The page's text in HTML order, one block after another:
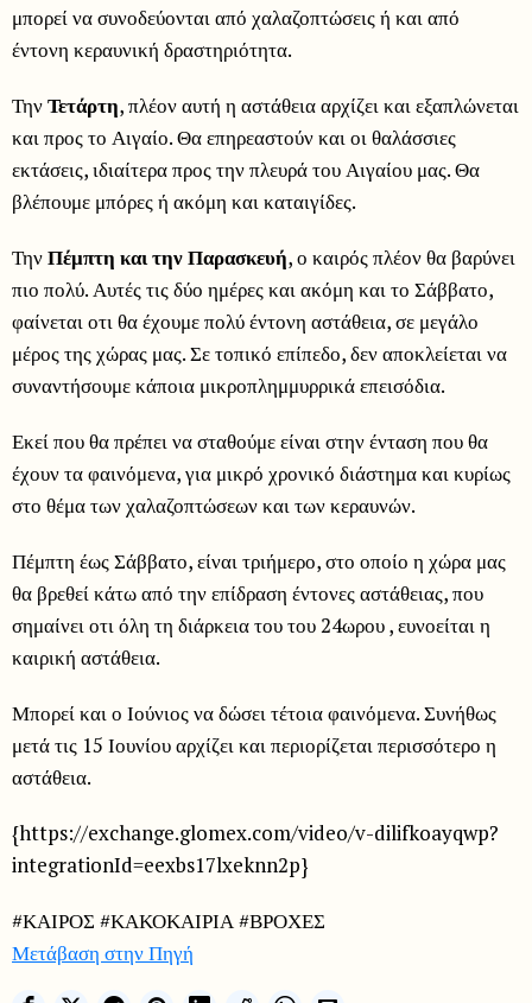
μπορεί να συνοδεύονται από χαλαζοπτώσεις ή και από
έντονη κεραυνική δραστηριότητα.
ΤηνΤετάρτη, πλέον αυτή η αστάθεια αρχίζει και εξαπλώνεται
και προς το Αιγαίο. Θα επηρεαστούν και οι θαλάσσιες
εκτάσεις, ιδιαίτερα προς την πλευρά του Αιγαίου μας. Θα
βλέπουμε μπόρες ή ακόμη και καταιγίδες.
ΤηνΠέμπτη και την Παρασκευή, ο καιρός πλέον θα βαρύνει
πιο πολύ. Αυτές τις δύο ημέρες και ακόμη και το Σάββατο,
φαίνεται οτι θα έχουμε πολύ έντονη αστάθεια, σε μεγάλο
μέρος της χώρας μας. Σε τοπικό επίπεδο, δεν αποκλείεται να
συναντήσουμε κάποια μικροπλημμυρρικά επεισόδια.
Εκεί που θα πρέπει να σταθούμε είναι στην ένταση που θα
έχουν τα φαινόμενα, για μικρό χρονικό διάστημα και κυρίως
στο θέμα των χαλαζοπτώσεων και των κεραυνών.
Πέμπτη έως Σάββατο, είναι τριήμερο, στο οποίο η χώρα μας
θα βρεθεί κάτω από την επίδραση έντονες αστάθειας, που
σημαίνει οτι όλη τη διάρκεια του του 24ωρου , ευνοείται η
καιρική αστάθεια.
Μπορεί και ο Ιούνιος να δώσει τέτοια φαινόμενα. Συνήθως
μετά τις 15 Ιουνίου αρχίζει και περιορίζεται περισσότερο η
αστάθεια.
{https://exchange.glomex.com/video/v-dilifkoayqwp?
integrationId=eexbs17lxeknn2p}
#ΚΑΙΡΟΣ #ΚΑΚΟΚΑΙΡΙΑ #ΒΡΟΧΕΣ
Μετάβαση στην Πηγή